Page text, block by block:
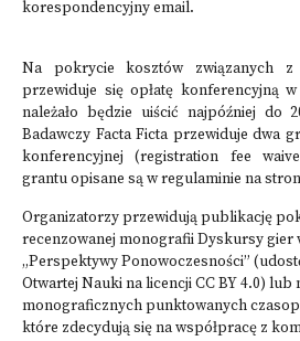
korespondencyjny email.
Na pokrycie kosztów związanych z
przewiduje się opłatę konferencyjną
należało będzie uiścić najpóźniej do
Badawczy Facta Ficta przewiduje dwa
konferencyjnej (registration fee
grantu opisane są w regulaminie na
Organizatorzy przewidują publikację
recenzowanej monografii Dyskursy gier
„Perspektywy Ponowoczesności”
Otwartej Nauki na licencji CC BY 4.0) lub
monograficznych punktowanych
które zdecydują się na współpracę z